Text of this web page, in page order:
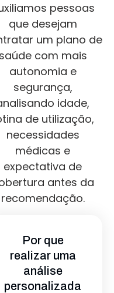
pessoas
que desejam
um plano de
saúde com mais
autonomia e
segurança,
idade,
de utilização,
necessidades
médicas e
expectativa de
antes da
recomendação.
Por que
realizar uma
análise
personalizada